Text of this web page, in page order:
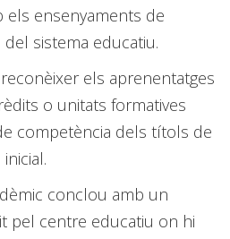
ensenyaments de
sistema educatiu.
els aprenentatges
o unitats formatives
competència dels títols de
conclou amb un
pel centre educatiu on hi